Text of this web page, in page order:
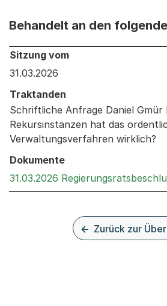
Behandelt an den
Behandelt an den folgenden
Sitzung vom
31.03.2026
Traktanden
Schriftliche Anfrage Daniel
Rekursinstanzen hat das
Verwaltungsverfahren wirklich?
Dokumente
31.03.2026
Zurück zur